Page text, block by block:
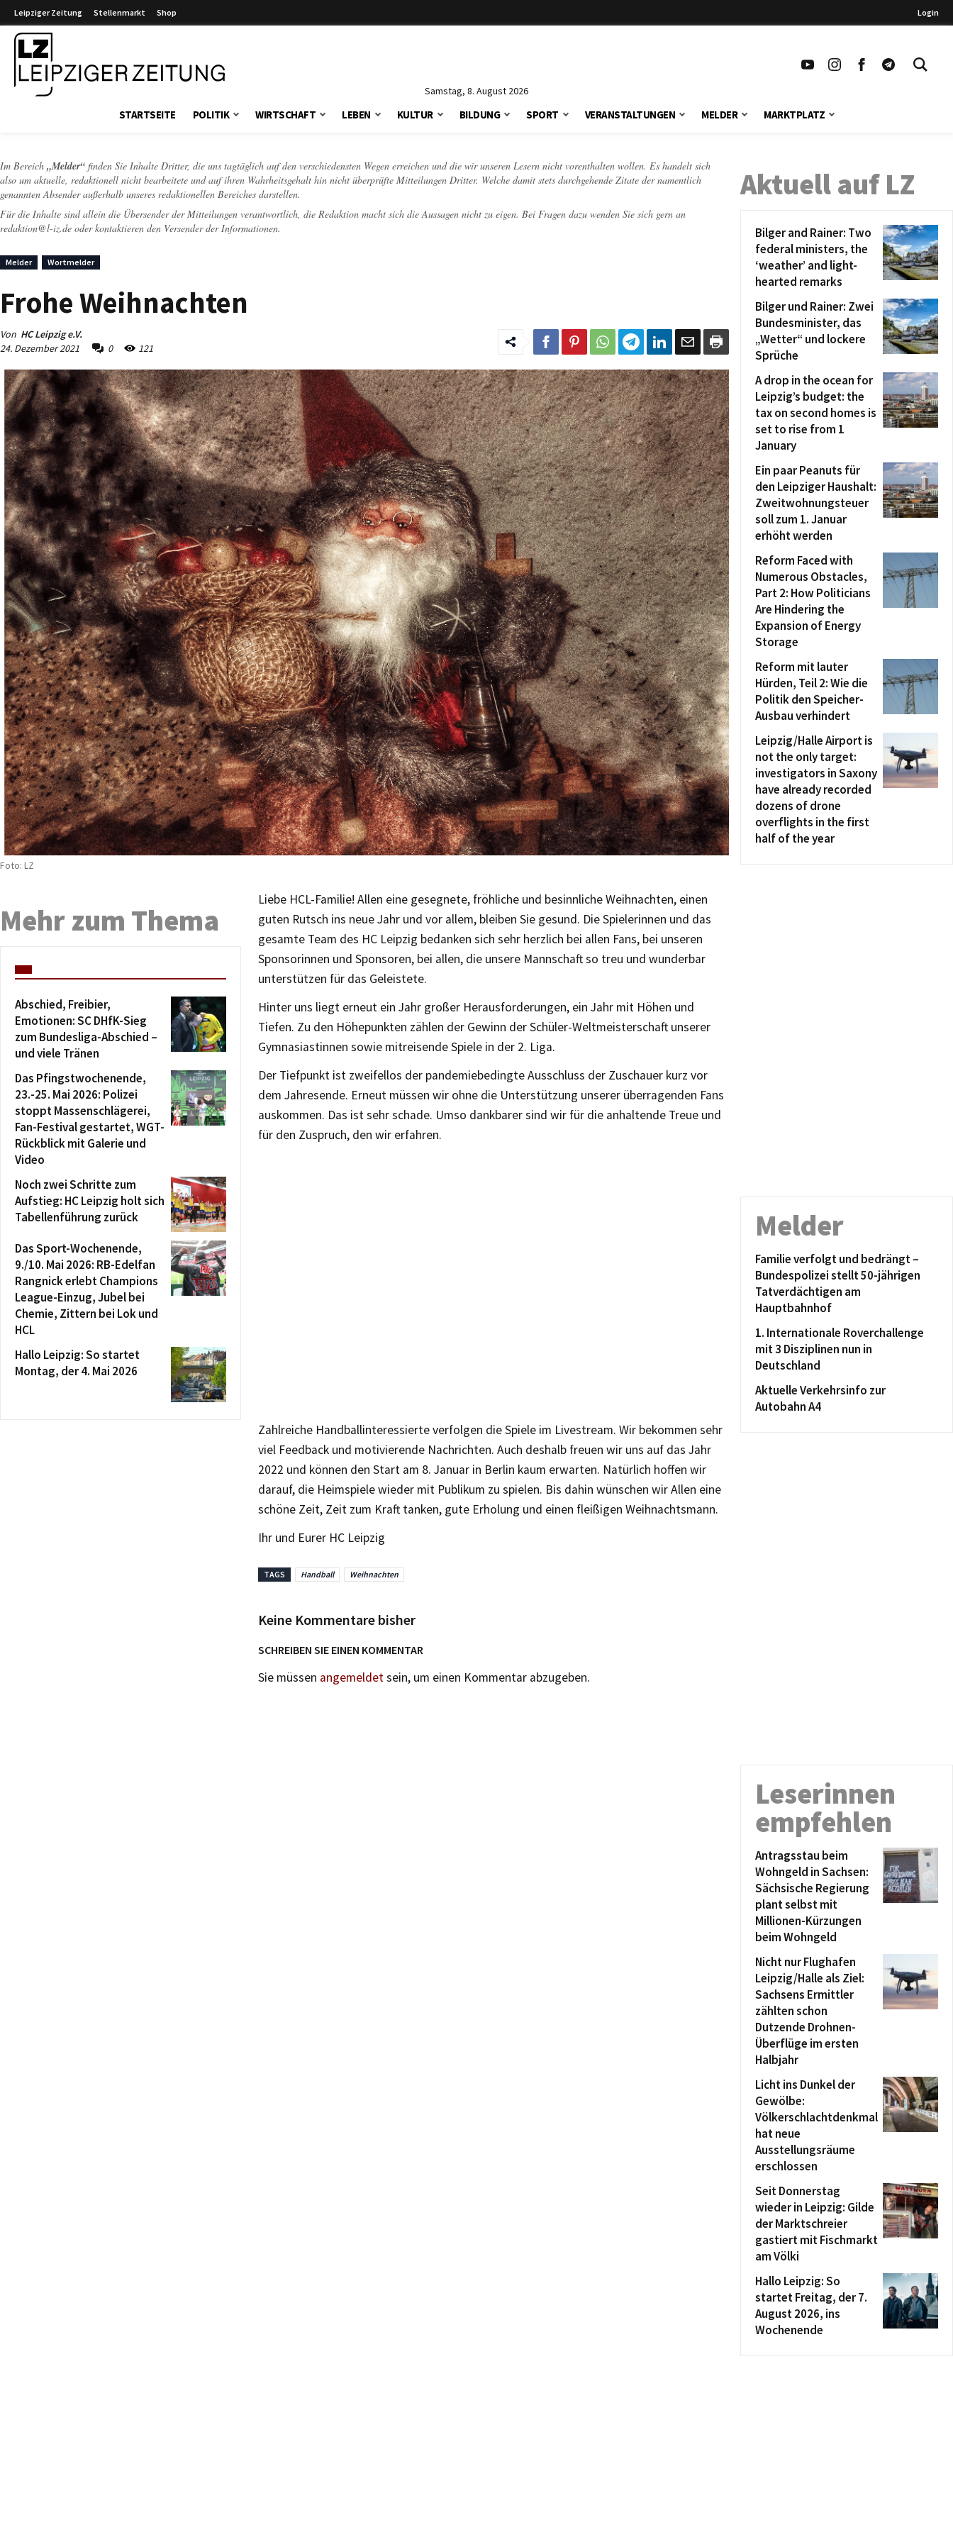
Leipziger Zeitung Stellenmarkt Shop Login
Samstag, 8. August 2026
STARTSEITE POLITIK WIRTSCHAFT LEBEN KULTUR BILDUNG SPORT VERANSTALTUNGEN MELDER MARKTPLATZ
Im Bereich „Melder“ finden Sie Inhalte Dritter, die uns tagtäglich auf den verschiedensten Wegen erreichen und die wir unseren Lesern nicht vorenthalten wollen. Es handelt sich
also um aktuelle, redaktionell nicht bearbeitete und auf ihren Wahrheitsgehalt hin nicht überprüfte Mitteilungen Dritter. Welche damit stets durchgehende Zitate der namentlich
genannten Absender außerhalb unseres redaktionellen Bereiches darstellen.
Für die Inhalte sind allein die Übersender der Mitteilungen verantwortlich, die Redaktion macht sich die Aussagen nicht zu eigen. Bei Fragen dazu wenden Sie sich gern an
redaktion@l-iz.de oder kontaktieren den Versender der Informationen.
Melder Wortmelder
Frohe Weihnachten
Von HC Leipzig e.V.
24. Dezember 2021
0 121
Foto: LZ
Liebe HCL-Familie! Allen eine gesegnete, fröhliche und besinnliche Weihnachten, einen
guten Rutsch ins neue Jahr und vor allem, bleiben Sie gesund. Die Spielerinnen und das
gesamte Team des HC Leipzig bedanken sich sehr herzlich bei allen Fans, bei unseren
Sponsorinnen und Sponsoren, bei allen, die unsere Mannschaft so treu und wunderbar
unterstützen für das Geleistete.
Hinter uns liegt erneut ein Jahr großer Herausforderungen, ein Jahr mit Höhen und
Tiefen. Zu den Höhepunkten zählen der Gewinn der Schüler-Weltmeisterschaft unserer
Gymnasiastinnen sowie mitreisende Spiele in der 2. Liga.
Der Tiefpunkt ist zweifellos der pandemiebedingte Ausschluss der Zuschauer kurz vor
dem Jahresende. Erneut müssen wir ohne die Unterstützung unserer überragenden Fans
auskommen. Das ist sehr schade. Umso dankbarer sind wir für die anhaltende Treue und
für den Zuspruch, den wir erfahren.
Zahlreiche Handballinteressierte verfolgen die Spiele im Livestream. Wir bekommen sehr
viel Feedback und motivierende Nachrichten. Auch deshalb freuen wir uns auf das Jahr
2022 und können den Start am 8. Januar in Berlin kaum erwarten. Natürlich hoffen wir
darauf, die Heimspiele wieder mit Publikum zu spielen. Bis dahin wünschen wir Allen eine
schöne Zeit, Zeit zum Kraft tanken, gute Erholung und einen fleißigen Weihnachtsmann.
Ihr und Eurer HC Leipzig
TAGS Handball Weihnachten
Keine Kommentare bisher
SCHREIBEN SIE EINEN KOMMENTAR
Sie müssen angemeldetsein, um einen Kommentar abzugeben.
Mehr zum Thema
Abschied, Freibier,
Emotionen: SC DHfK-Sieg
zum Bundesliga-Abschied –
und viele Tränen
Das Pfingstwochenende,
23.-25. Mai 2026: Polizei
stoppt Massenschlägerei,
Fan-Festival gestartet, WGT-
Rückblick mit Galerie und
Video
Noch zwei Schritte zum
Aufstieg: HC Leipzig holt sich
Tabellenführung zurück
Das Sport-Wochenende,
9./10. Mai 2026: RB-Edelfan
Rangnick erlebt Champions
League-Einzug, Jubel bei
Chemie, Zittern bei Lok und
HCL
Hallo Leipzig: So startet
Montag, der 4. Mai 2026
Aktuell auf LZ
Bilger and Rainer: Two
federal ministers, the
‘weather’ and light-
hearted remarks
Bilger und Rainer: Zwei
Bundesminister, das
„Wetter“ und lockere
Sprüche
A drop in the ocean for
Leipzig’s budget: the
tax on second homes is
set to rise from 1
January
Ein paar Peanuts für
den Leipziger Haushalt:
Zweitwohnungsteuer
soll zum 1. Januar
erhöht werden
Reform Faced with
Numerous Obstacles,
Part 2: How Politicians
Are Hindering the
Expansion of Energy
Storage
Reform mit lauter
Hürden, Teil 2: Wie die
Politik den Speicher-
Ausbau verhindert
Leipzig/Halle Airport is
not the only target:
investigators in Saxony
have already recorded
dozens of drone
overflights in the first
half of the year
Melder
Familie verfolgt und bedrängt –
Bundespolizei stellt 50-jährigen
Tatverdächtigen am
Hauptbahnhof
1. Internationale Roverchallenge
mit 3 Disziplinen nun in
Deutschland
Aktuelle Verkehrsinfo zur
Autobahn A4
Leserinnen
empfehlen
Antragsstau beim
Wohngeld in Sachsen:
Sächsische Regierung
plant selbst mit
Millionen-Kürzungen
beim Wohngeld
Nicht nur Flughafen
Leipzig/Halle als Ziel:
Sachsens Ermittler
zählten schon
Dutzende Drohnen-
Überflüge im ersten
Halbjahr
Licht ins Dunkel der
Gewölbe:
Völkerschlachtdenkmal
hat neue
Ausstellungsräume
erschlossen
Seit Donnerstag
wieder in Leipzig: Gilde
der Marktschreier
gastiert mit Fischmarkt
am Völki
Hallo Leipzig: So
startet Freitag, der 7.
August 2026, ins
Wochenende